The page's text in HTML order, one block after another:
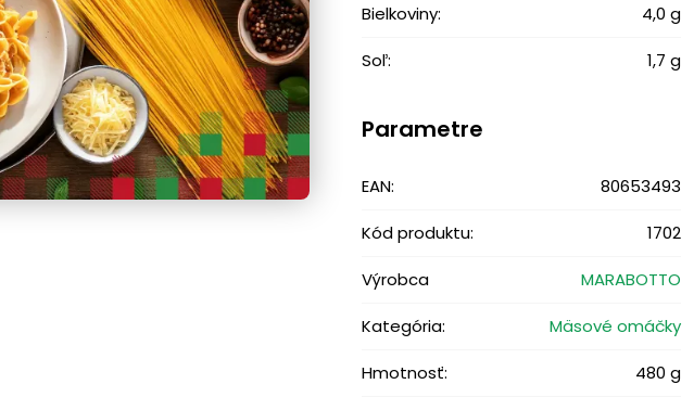
Bielkoviny: 4,0 g
Soľ: 1,7 g
Parametre
EAN: 80653493
Kód produktu: 1702
Výrobca MARABOTTO
Kategória: Mäsové omáčky
Hmotnosť: 480 g